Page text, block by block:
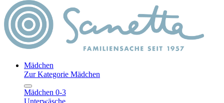
Mädchen
Zur Kategorie Mädchen
Mädchen 0-3
Unterwäsche